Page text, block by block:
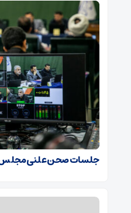
جلسات صحن علنی مجلس